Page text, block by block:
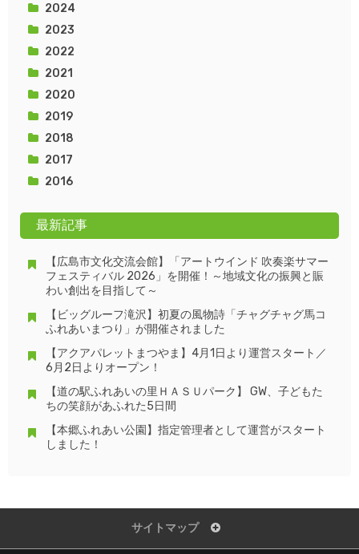
2024
2023
2022
2021
2020
2019
2018
2017
2016
最新記事
【広島市文化交流会館】「アートウインド 吹奏楽サマー
フェスティバル 2026」を開催！～地域文化の振興と賑
わい創出を目指して～
【ビッグルーフ滝沢】初夏の風物詩「チャグチャグ馬コ
ふれあいまつり」が開催されました
【アクアパレットまつやま】4月1日より運営スタート／
6月2日よりオープン！
【道の駅ふれあいの里ＨＡＳＵパーク】 GW、子どもた
ちの笑顔があふれた5日間
【本郷ふれあい公園】指定管理者として運営がスタート
しました！
サイトマップ